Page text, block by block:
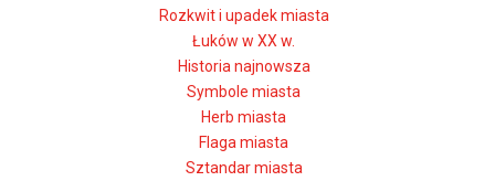
Rozkwit i upadek miasta
Łuków w XX w.
Historia najnowsza
Symbole miasta
Herb miasta
Flaga miasta
Sztandar miasta